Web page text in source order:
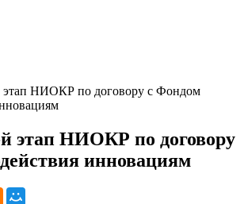
этап НИОКР по договору с Фондом
этап НИОКР по договору
инновациям